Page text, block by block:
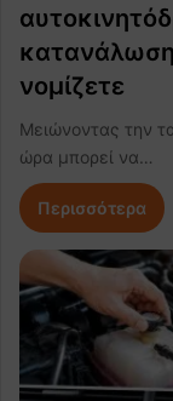
κατανάλωση
νομίζετε
Μειώνοντας την
ώρα μπορεί να…
Περισσότερα